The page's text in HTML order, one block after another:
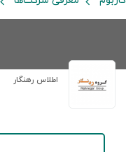
اطلاس رهنگار